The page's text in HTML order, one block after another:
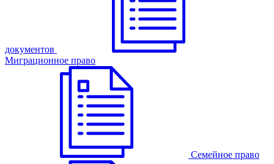
документов
Миграционное право
Семейное право